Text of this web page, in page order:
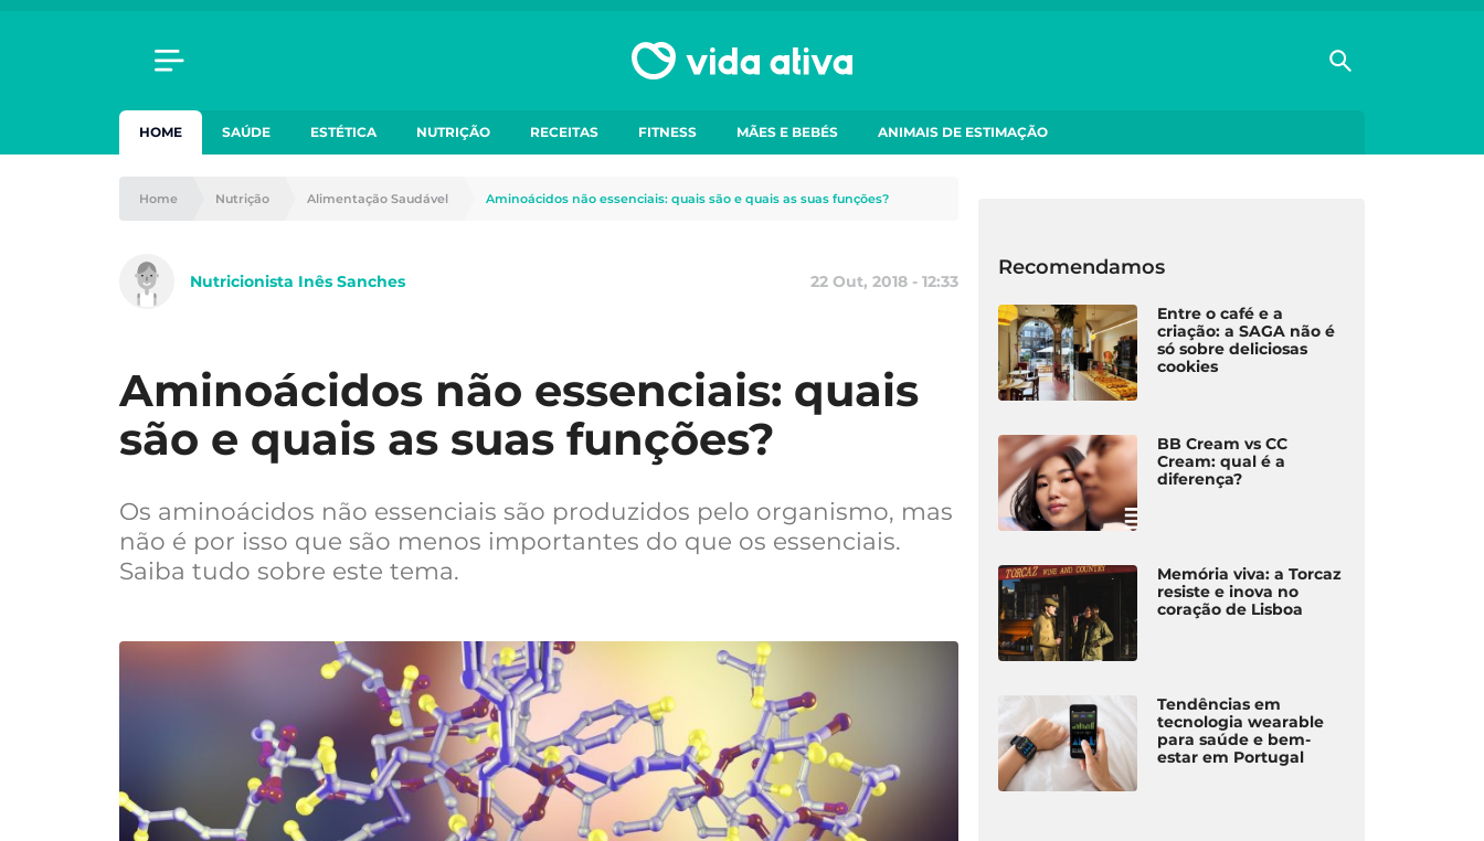
HOME SAÚDE ESTÉTICA NUTRIÇÃO RECEITAS FITNESS MÃES E BEBÉS ANIMAIS DE ESTIMAÇÃO
Home Nutrição Alimentação Saudável Aminoácidos não essenciais: quais são e quais as suas funções?
Nutricionista Inês Sanches 22 Out, 2018 - 12:33
Aminoácidos não essenciais: quais
são e quais as suas funções?
Os aminoácidos não essenciais são produzidos pelo organismo, mas
não é por isso que são menos importantes do que os essenciais.
Saiba tudo sobre este tema.
Recomendamos
Entre o café e a
criação: a SAGA não é
só sobre deliciosas
cookies
BB Cream vs CC
Cream: qual é a
diferença?
Memória viva: a Torcaz
resiste e inova no
coração de Lisboa
Tendências em
tecnologia wearable
para saúde e bem-
estar em Portugal